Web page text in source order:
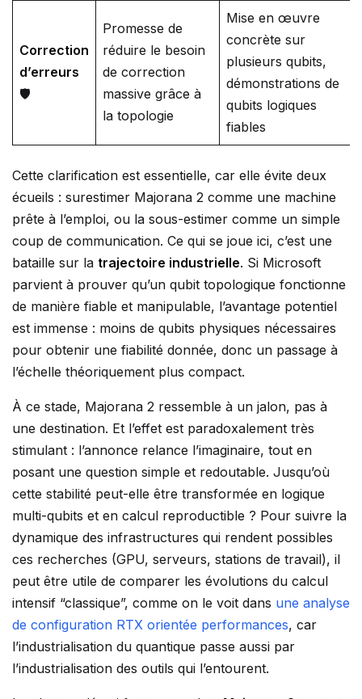
Correction
d’erreurs
🛡️
Promesse de
réduire le besoin
de correction
massive grâce à
la topologie
Mise en œuvre
concrète sur
plusieurs qubits,
démonstrations de
qubits logiques
fiables
Cette clarification est essentielle, car elle évite deux
écueils : surestimer Majorana 2 comme une machine
prête à l’emploi, ou la sous-estimer comme un simple
coup de communication. Ce qui se joue ici, c’est une
bataille sur la trajectoire industrielle. Si Microsoft
parvient à prouver qu’un qubit topologique fonctionne
de manière fiable et manipulable, l’avantage potentiel
est immense : moins de qubits physiques nécessaires
pour obtenir une fiabilité donnée, donc un passage à
l’échelle théoriquement plus compact.
À ce stade, Majorana 2 ressemble à un jalon, pas à
une destination. Et l’effet est paradoxalement très
stimulant : l’annonce relance l’imaginaire, tout en
posant une question simple et redoutable. Jusqu’où
cette stabilité peut-elle être transformée en logique
multi-qubits et en calcul reproductible ? Pour suivre la
dynamique des infrastructures qui rendent possibles
ces recherches (GPU, serveurs, stations de travail), il
peut être utile de comparer les évolutions du calcul
intensif “classique”, comme on le voit dans une analyse
de configuration RTX orientée performances, car
l’industrialisation du quantique passe aussi par
l’industrialisation des outils qui l’entourent.